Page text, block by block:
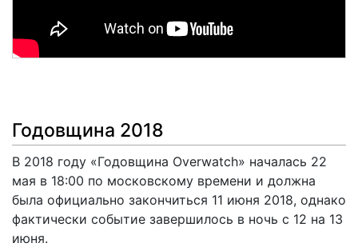
Годовщина 2018
В 2018 году «Годовщина Overwatch» началась 22
мая в 18:00 по московскому времени и должна
была официально закончиться 11 июня 2018, однако
фактически событие завершилось в ночь с 12 на 13
июня.